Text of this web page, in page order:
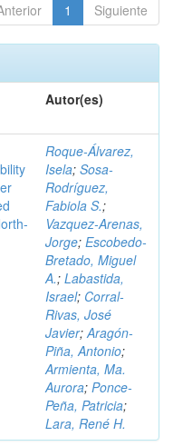
1 Siguiente
Autor(es)
Roque-Álvarez,
Isela; Sosa-
Rodríguez,
Fabiola S.;
Vazquez-Arenas,
Jorge; Escobedo-
Bretado, Miguel
A.; Labastida,
Israel; Corral-
Rivas, José
Javier;Aragón-
Piña, Antonio;
Armienta, Ma.
Aurora; Ponce-
Peña, Patricia;
Lara, René H.